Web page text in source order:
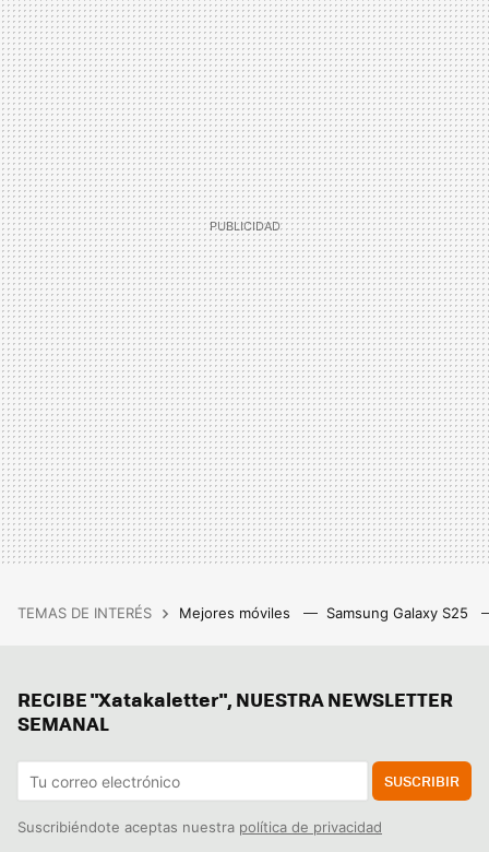
TEMAS DE INTERÉS Mejores móviles Samsung Galaxy S25
RECIBE "Xatakaletter", NUESTRA NEWSLETTER
SEMANAL
SUSCRIBIR
Suscribiéndote aceptas nuestra política de privacidad